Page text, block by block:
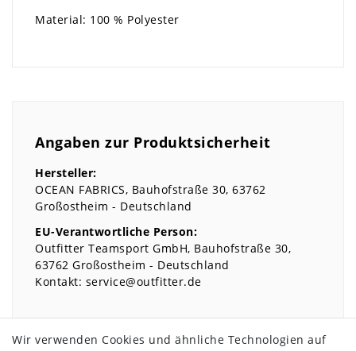
Material: 100 % Polyester
Angaben zur Produktsicherheit
Hersteller:
OCEAN FABRICS Bauhofstraße 30 63762
Großostheim
Deutschland
EU-Verantwortliche Person:
Outfitter Teamsport GmbH Bauhofstraße 30
63762 Großostheim
Deutschland
Kontakt: service@outfitter.de
Wir verwenden Cookies und ähnliche Technologien auf